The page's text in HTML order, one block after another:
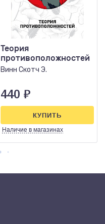
Теория
противоположностей
Винн Скотч Э.
440 ₽
Наличие в магазинах
КУПИТЬ